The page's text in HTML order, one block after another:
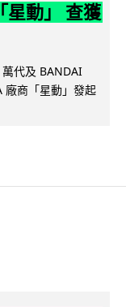
星動」 查獲
代及 BANDAI
廠商「星動」發起